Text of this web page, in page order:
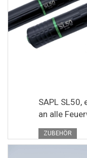
SAPL SL50,
an alle
ZUBEHÖR